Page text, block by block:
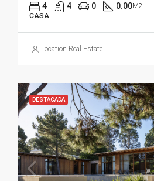
4 4 0 0.00M2
CASA
Location Real Estate
DESTACADA